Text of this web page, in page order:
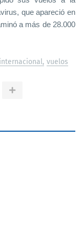
que apareció en
a más de 28.000
internacional vuelos